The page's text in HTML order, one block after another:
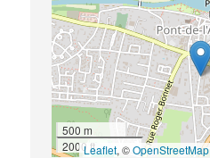
500 m
2000 ftLeaflet, ©OpenStreetMap